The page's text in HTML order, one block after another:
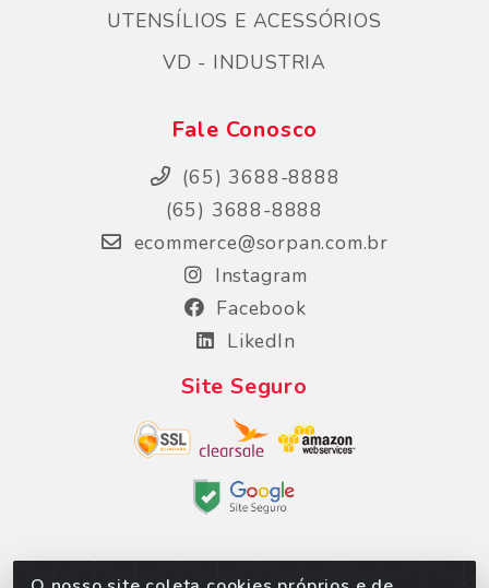
UTENSÍLIOS E ACESSÓRIOS
VD - INDUSTRIA
Fale Conosco
(65) 3688-8888
(65) 3688-8888
ecommerce@sorpan.com.br
Instagram
Facebook
LikedIn
Site Seguro